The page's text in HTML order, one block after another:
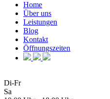
Home
Über uns
Leistungen
Blog
Kontakt
Öffnungszeiten
Di-Fr
Sa